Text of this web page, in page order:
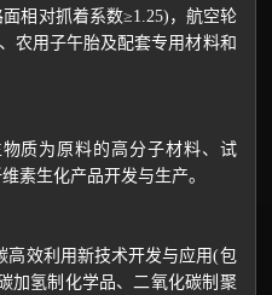
相对抓着系数≥1.25)，航空轮
农用子午胎及配套专用材料和
质为原料的高分子材料、试
素生化产品开发与生产。
效利用新技术开发与应用(包
加氢制化学品、二氧化碳制聚